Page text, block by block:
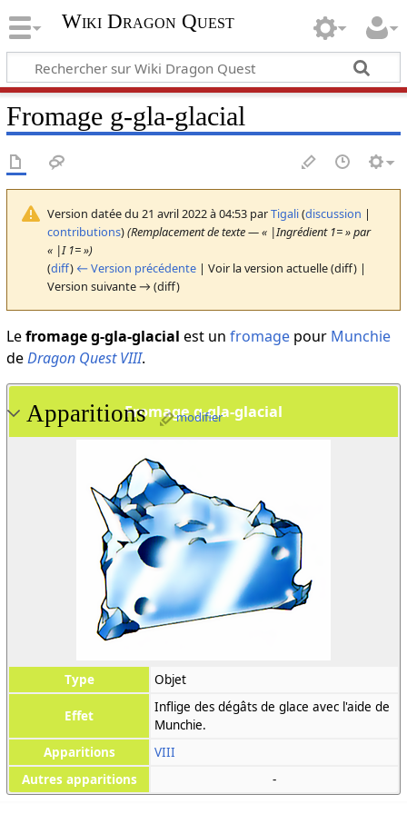
Wiki Dragon Quest
Fromage g-gla-glacial
Version datée du 21 avril 2022 à 04:53 parTigali(discussion |
contributions)(Remplacement de texte — « |Ingrédient 1= » par
« |I 1= »)
(diff) ← Version précédente| Voir la version actuelle (diff) |
Version suivante → (diff)
Lefromage g-gla-glacial est un fromagepour Munchie
deDragon Quest VIII.
Fromage g-gla-glacial
Type Objet
Effet
Inflige des dégâts de glace avec l'aide de
Munchie.
Apparitions
VIII
Autres apparitions
-
Apparitions modifier